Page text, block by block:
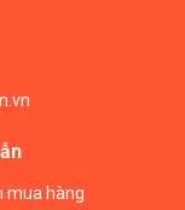
mua hàng